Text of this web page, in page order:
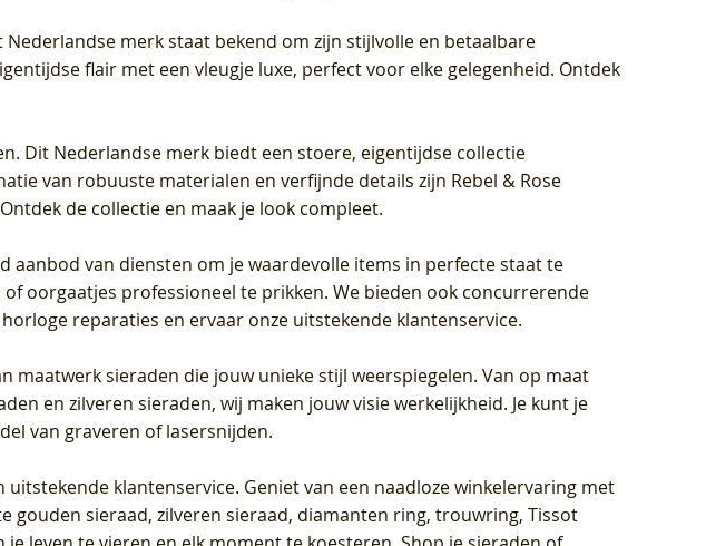
merk staat bekend om zijn stijlvolle en betaalbare
flair met een vleugje luxe, perfect voor elke gelegenheid. Ontdek
Dit Nederlandse merk biedt een stoere, eigentijdse collectie
van robuuste materialen en verfijnde details zijn Rebel & Rose
de collectie en maak je look compleet.
aanbod van diensten om je waardevolle items in perfecte staat te
oorgaatjes professioneel te prikken. We bieden ook concurrerende
reparaties en ervaar onze uitstekende klantenservice.
maatwerk sieraden die jouw unieke stijl weerspiegelen. Van op maat
en zilveren sieraden, wij maken jouw visie werkelijkheid. Je kunt je
van graveren of lasersnijden.
uitstekende klantenservice. Geniet van een naadloze winkelervaring met
sieraad, zilveren sieraad, diamanten ring, trouwring, Tissot